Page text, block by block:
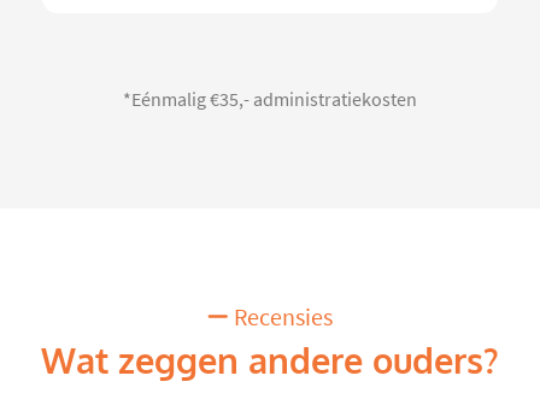
*Eénmalig €35,- administratiekosten
Recensies
Wat zeggen andere ouders?